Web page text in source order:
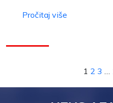
Pročitaj više
1 2 3